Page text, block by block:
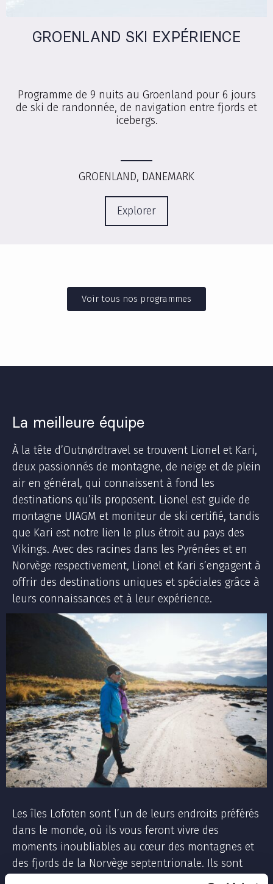
GROENLAND SKI EXPÉRIENCE
Programme de 9 nuits au Groenland pour 6 jours
de ski de randonnée, de navigation entre fjords et
icebergs.
GROENLAND, DANEMARK
Explorer
Voir tous nos programmes
La meilleure équipe​​
À la tête d’Outnørdtravel se trouvent Lionel et Kari,
deux passionnés de montagne, de neige et de plein
air en général, qui connaissent à fond les
destinations qu’ils proposent. Lionel est guide de
montagne UIAGM et moniteur de ski certifié, tandis
que Kari est notre lien le plus étroit au pays des
Vikings. Avec des racines dans les Pyrénées et en
Norvège respectivement, Lionel et Kari s’engagent à
offrir des destinations uniques et spéciales grâce à
leurs connaissances et à leur expérience.
Les îles Lofoten sont l’un de leurs endroits préférés
dans le monde, où ils vous feront vivre des
moments inoubliables au cœur des montagnes et
des fjords de la Norvège septentrionale. Ils sont
également des inconditionnels des montagnes des